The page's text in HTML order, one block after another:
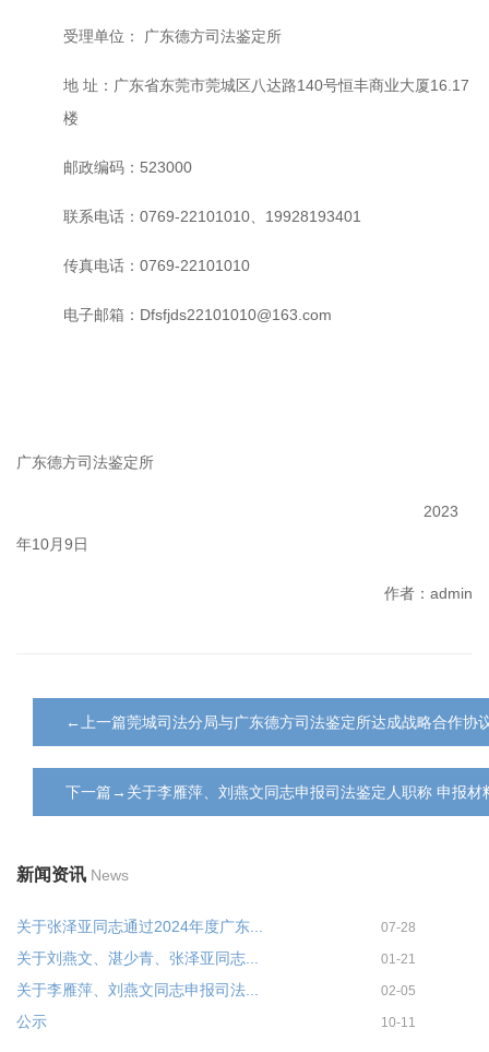
受理单位： 广东德方司法鉴定所
地 址： 广东省东莞市莞城区八达路140号恒丰商业大厦16.17
楼
邮政编码： 523000
联系电话： 0769-22101010、19928193401
传真电话： 0769-22101010
电子邮箱： Dfsfjds22101010@163.com
广东德方司法鉴定所
2023
年10月9日
作者：admin
←上一篇莞城司法分局与广东德方司法鉴定所达成战略合作协
下一篇→关于李雁萍、刘燕文同志申报司法鉴定人职称 申报材
新闻资讯 News
关于张泽亚同志通过2024年度广东... 07-28
关于刘燕文、湛少青、张泽亚同志... 01-21
关于李雁萍、刘燕文同志申报司法... 02-05
公示 10-11